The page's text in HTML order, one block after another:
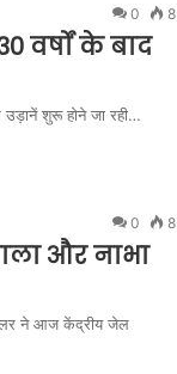
0 8
वर्षों के बाद
शुरू होने जा रही…
0 8
और नाभा
ने आज केंद्रीय जेल